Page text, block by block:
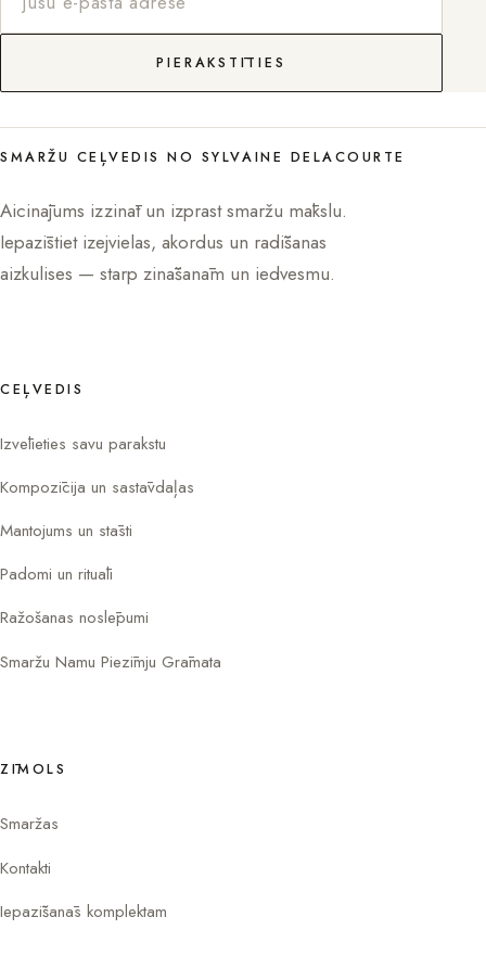
PIERAKSTĪTIES
SMARŽU CEĻVEDIS NO SYLVAINE DELACOURTE
Aicinājums izzināt un izprast smaržu mākslu.
Iepazīstiet izejvielas, akordus un radīšanas
aizkulises — starp zināšanām un iedvesmu.
CEĻVEDIS
Izvēlieties savu parakstu
Kompozīcija un sastāvdaļas
Mantojums un stāsti
Padomi un rituāli
Ražošanas noslēpumi
Smaržu Namu Piezīmju Grāmata
ZĪMOLS
Smaržas
Kontakti
Iepazīšanās komplektam